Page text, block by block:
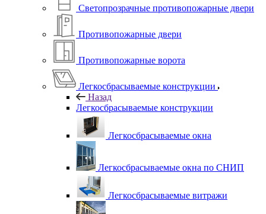
Светопрозрачные противопожарные двери
Противопожарные двери
Противопожарные ворота
Легкосбрасываемые конструкции
Назад
Легкосбрасываемые конструкции
Легкосбрасываемые окна
Легкосбрасываемые окна по СНИП
Легкосбрасываемые витражи